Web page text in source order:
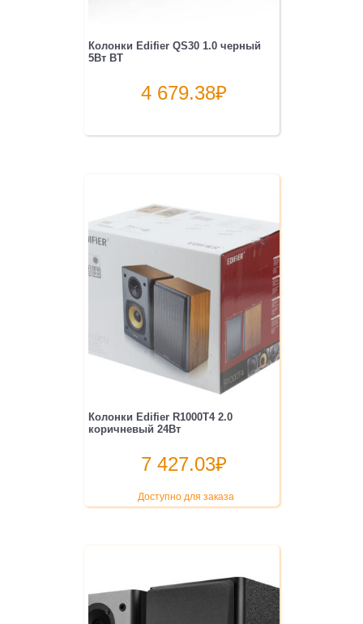
Колонки Edifier QS30 1.0 черный
5Вт BT
4 679.38₽
Колонки Edifier R1000T4 2.0
коричневый 24Вт
7 427.03₽
Доступно для заказа